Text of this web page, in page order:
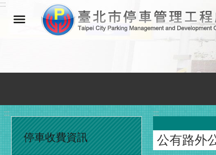
跳到主要內容區塊
:::
:::
停車收費資訊
:::
公有路外